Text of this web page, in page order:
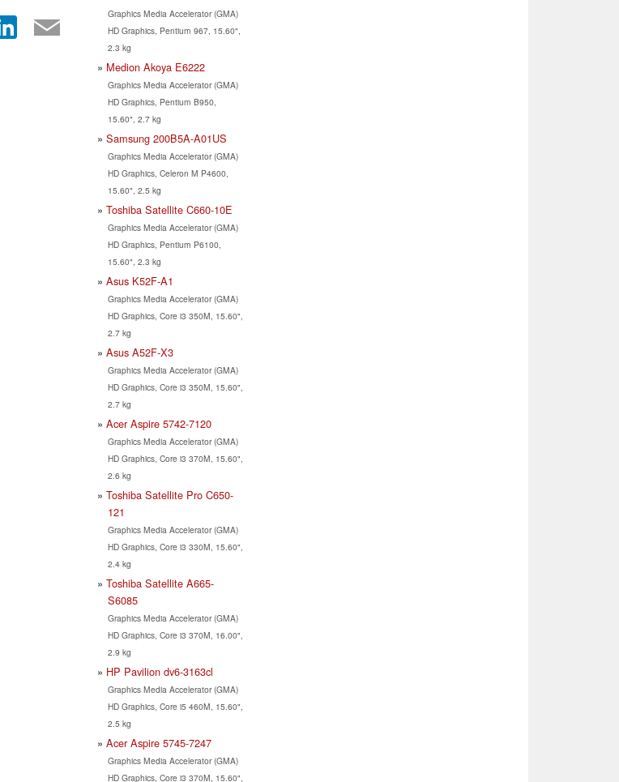
Graphics Media Accelerator (GMA)
HD Graphics, Pentium 967, 15.60",
2.3 kg
Medion Akoya E6222
Graphics Media Accelerator (GMA)
HD Graphics, Pentium B950,
15.60", 2.7 kg
Samsung 200B5A-A01US
Graphics Media Accelerator (GMA)
HD Graphics, Celeron M P4600,
15.60", 2.5 kg
Toshiba Satellite C660-10E
Graphics Media Accelerator (GMA)
HD Graphics, Pentium P6100,
15.60", 2.3 kg
Asus K52F-A1
Graphics Media Accelerator (GMA)
HD Graphics, Core i3 350M, 15.60",
2.7 kg
Asus A52F-X3
Graphics Media Accelerator (GMA)
HD Graphics, Core i3 350M, 15.60",
2.7 kg
Acer Aspire 5742-7120
Graphics Media Accelerator (GMA)
HD Graphics, Core i3 370M, 15.60",
2.6 kg
Toshiba Satellite Pro C650-
121
Graphics Media Accelerator (GMA)
HD Graphics, Core i3 330M, 15.60",
2.4 kg
Toshiba Satellite A665-
S6085
Graphics Media Accelerator (GMA)
HD Graphics, Core i3 370M, 16.00",
2.9 kg
HP Pavilion dv6-3163cl
Graphics Media Accelerator (GMA)
HD Graphics, Core i5 460M, 15.60",
2.5 kg
Acer Aspire 5745-7247
Graphics Media Accelerator (GMA)
HD Graphics, Core i3 370M, 15.60",